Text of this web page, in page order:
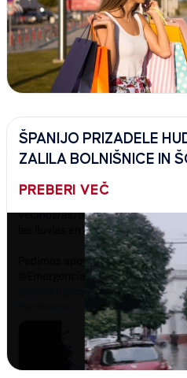
ŠPANIJO PRIZADELE
ZALILA BOLNIŠNICE IN
PREBERI VEČ